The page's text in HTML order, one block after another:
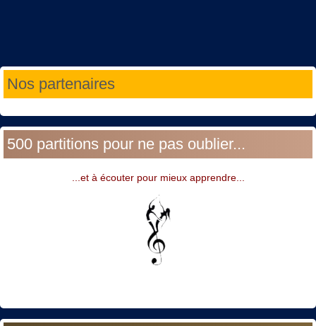
Nos partenaires
500 partitions pour ne pas oublier...
...et à écouter pour mieux apprendre...
Année
précédente
Mois
précédent
Année
suivante
Mois
suivant